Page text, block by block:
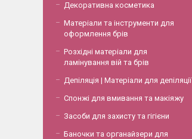
Декоративна косметика
Матеріали та інструменти для
оформлення брів
Розхідні матеріали для
ламінування вій та брів
Депіляція | Матеріали для депіляції
Спонжі для вмивання та макіяжу
Засоби для захисту та гігієни
Баночки та органайзери для